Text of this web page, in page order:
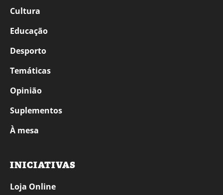
Cultura
Educação
Desporto
Temáticas
Opinião
Suplementos
À mesa
INICIATIVAS
Loja Online